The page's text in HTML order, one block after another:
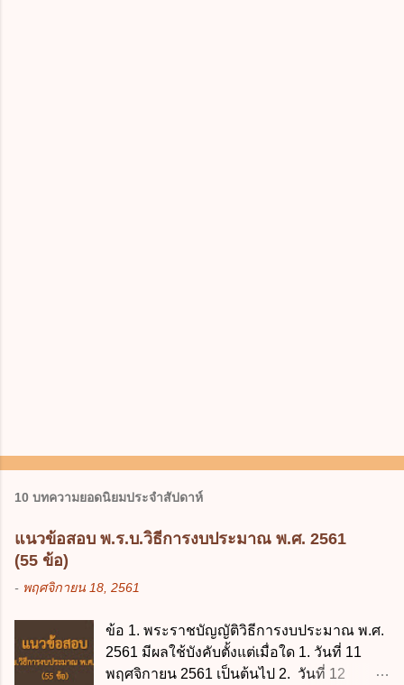
10 บทความยอดนิยมประจำสัปดาห์
แนวข้อสอบ พ.ร.บ.วิธีการงบประมาณ พ.ศ. 2561
(55 ข้อ)
- พฤศจิกายน 18, 2561
ข้อ 1. พระราชบัญญัติวิธีการงบประมาณ พ.ศ.
2561 มีผลใช้บังคับตั้งแต่เมื่อใด 1. วันที่ 11
พฤศจิกายน 2561 เป็นต้นไป 2. วันที่ 12